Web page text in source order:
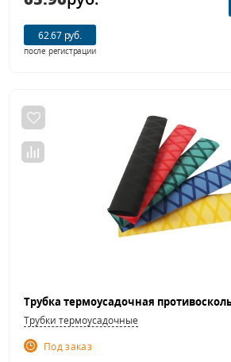
62.67 руб.
после регистрации
Трубки термоусадочные
Под заказ